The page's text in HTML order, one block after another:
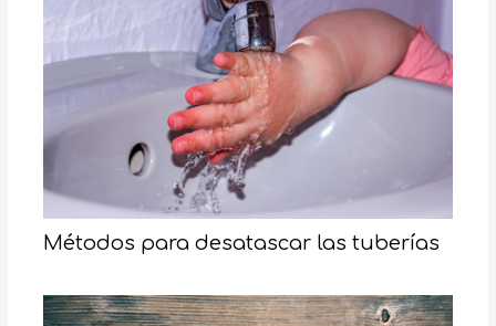
Métodos para desatascar las tuberías